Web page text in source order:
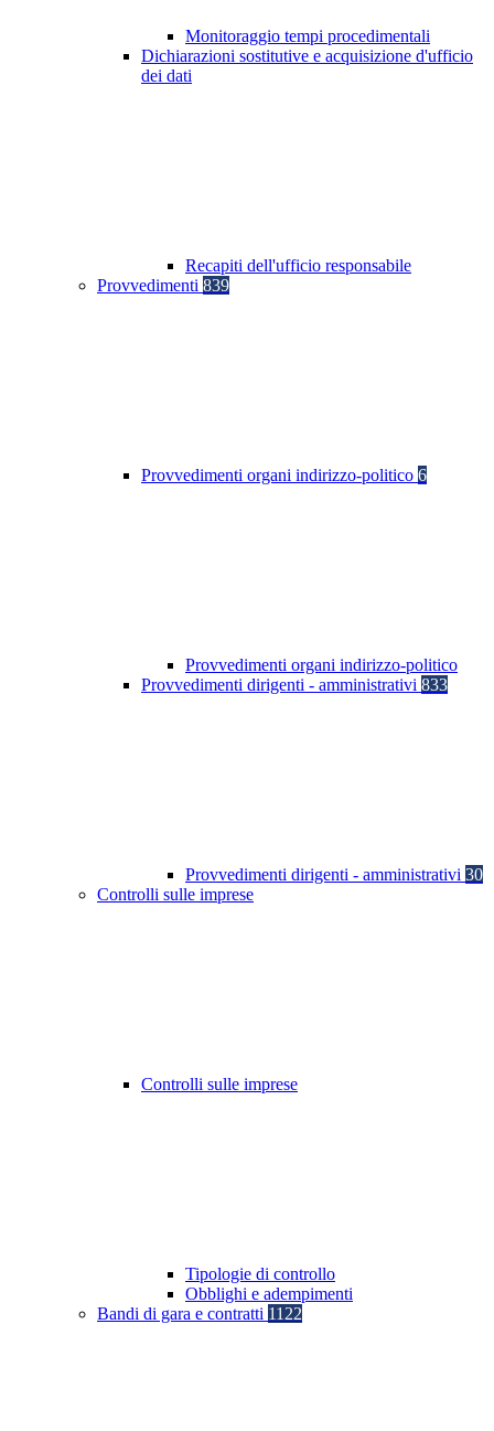
Monitoraggio tempi procedimentali
Dichiarazioni sostitutive e acquisizione d'ufficio
dei dati
Recapiti dell'ufficio responsabile
Provvedimenti 839
Provvedimenti organi indirizzo-politico 6
Provvedimenti organi indirizzo-politico
Provvedimenti dirigenti - amministrativi 833
Provvedimenti dirigenti - amministrativi 30
Controlli sulle imprese
Controlli sulle imprese
Tipologie di controllo
Obblighi e adempimenti
Bandi di gara e contratti 1122